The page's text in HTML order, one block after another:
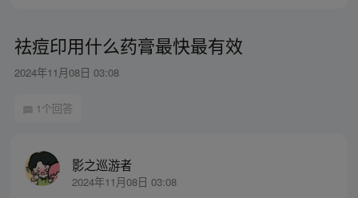
祛痘印用什么药膏最快最有效
2024年11月08日 03:08
1个回答
影之巡游者
2024年11月08日 03:08